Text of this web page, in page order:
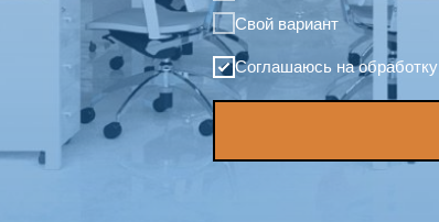
Свой вариант
Соглашаюсь на обработку